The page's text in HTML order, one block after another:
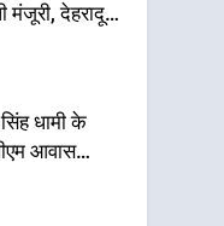
मंजूरी, देहरादून-
विकास को
धामी के
आवास
प्रगति की हुई